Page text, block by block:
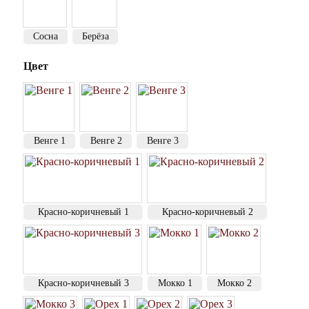
Сосна Берёза
Цвет
Венге 1 Венге 2 Венге 3
Красно-коричневый 1 Красно-коричневый 2
Красно-коричневый 3 Мокко 1 Мокко 2